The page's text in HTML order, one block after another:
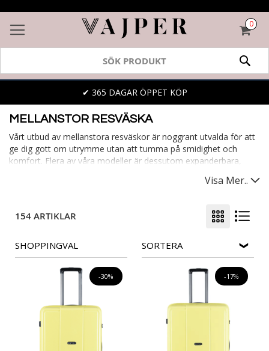
0
✔ 365 DAGAR ÖPPET KÖP
MELLANSTOR RESVÄSKA
Vårt utbud av mellanstora resväskor är noggrant utvalda för att
ge dig gott om utrymme utan att tumma på smidighet och
komfort. Flera av våra modeller är dessutom expanderbara,
Visa Mer..
154 ARTIKLAR
SHOPPINGVAL SORTERA
-30% -17%